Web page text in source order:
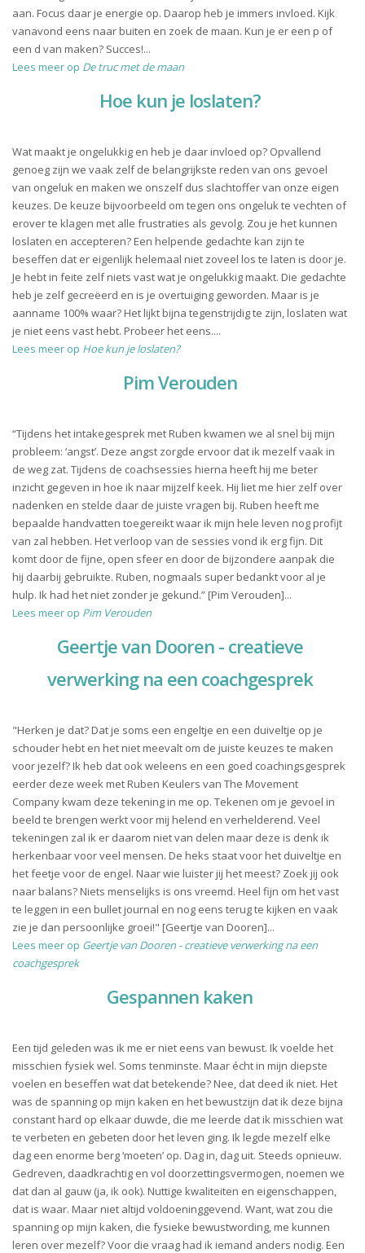
aan. Focus daar je energie op. Daarop heb je immers invloed. Kijk
vanavond eens naar buiten en zoek de maan. Kun je er een p of
een d van maken? Succes!...
Lees meer op De truc met de maan
Hoe kun je loslaten?
Wat maakt je ongelukkig en heb je daar invloed op? Opvallend
genoeg zijn we vaak zelf de belangrijkste reden van ons gevoel
van ongeluk en maken we onszelf dus slachtoffer van onze eigen
keuzes. De keuze bijvoorbeeld om tegen ons ongeluk te vechten of
erover te klagen met alle frustraties als gevolg. Zou je het kunnen
loslaten en accepteren? Een helpende gedachte kan zijn te
beseffen dat er eigenlijk helemaal niet zoveel los te laten is door je.
Je hebt in feite zelf niets vast wat je ongelukkig maakt. Die gedachte
heb je zelf gecreëerd en is je overtuiging geworden. Maar is je
aanname 100% waar? Het lijkt bijna tegenstrijdig te zijn, loslaten wat
je niet eens vast hebt. Probeer het eens....
Lees meer op Hoe kun je loslaten?
Pim Verouden
“Tijdens het intakegesprek met Ruben kwamen we al snel bij mijn
probleem: ‘angst’. Deze angst zorgde ervoor dat ik mezelf vaak in
de weg zat. Tijdens de coachsessies hierna heeft hij me beter
inzicht gegeven in hoe ik naar mijzelf keek. Hij liet me hier zelf over
nadenken en stelde daar de juiste vragen bij. Ruben heeft me
bepaalde handvatten toegereikt waar ik mijn hele leven nog profijt
van zal hebben. Het verloop van de sessies vond ik erg fijn. Dit
komt door de fijne, open sfeer en door de bijzondere aanpak die
hij daarbij gebruikte. Ruben, nogmaals super bedankt voor al je
hulp. Ik had het niet zonder je gekund.” [Pim Verouden]...
Lees meer op Pim Verouden
Geertje van Dooren - creatieve
verwerking na een coachgesprek
"Herken je dat? Dat je soms een engeltje en een duiveltje op je
schouder hebt en het niet meevalt om de juiste keuzes te maken
voor jezelf? Ik heb dat ook weleens en een goed coachingsgesprek
eerder deze week met Ruben Keulers van The Movement
Company kwam deze tekening in me op. Tekenen om je gevoel in
beeld te brengen werkt voor mij helend en verhelderend. Veel
tekeningen zal ik er daarom niet van delen maar deze is denk ik
herkenbaar voor veel mensen. De heks staat voor het duiveltje en
het feetje voor de engel. Naar wie luister jij het meest? Zoek jij ook
naar balans? Niets menselijks is ons vreemd. Heel fijn om het vast
te leggen in een bullet journal en nog eens terug te kijken en vaak
zie je dan persoonlijke groei!" [Geertje van Dooren]...
Lees meer op Geertje van Dooren - creatieve verwerking na een
coachgesprek
Gespannen kaken
Een tijd geleden was ik me er niet eens van bewust. Ik voelde het
misschien fysiek wel. Soms tenminste. Maar écht in mijn diepste
voelen en beseffen wat dat betekende? Nee, dat deed ik niet. Het
was de spanning op mijn kaken en het bewustzijn dat ik deze bijna
constant hard op elkaar duwde, die me leerde dat ik misschien wat
te verbeten en gebeten door het leven ging. Ik legde mezelf elke
dag een enorme berg ‘moeten’ op. Dag in, dag uit. Steeds opnieuw.
Gedreven, daadkrachtig en vol doorzettingsvermogen, noemen we
dat dan al gauw (ja, ik ook). Nuttige kwaliteiten en eigenschappen,
dat is waar. Maar niet altijd voldoeninggevend. Want, wat zou die
spanning op mijn kaken, die fysieke bewustwording, me kunnen
leren over mezelf? Voor die vraag had ik iemand anders nodig. Een